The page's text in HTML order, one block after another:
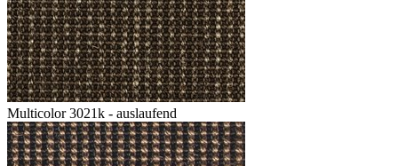
Multicolor 3021k - auslaufend